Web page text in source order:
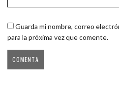
Guarda mi nombre, correo
para la próxima vez que comente.